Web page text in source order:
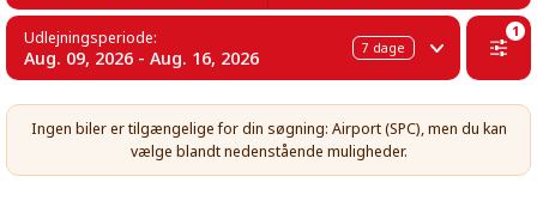
Udlejningsperiode:
Aug. 09, 2026 - Aug. 16, 2026 7 dage
1
Ingen biler er tilgængelige for din søgning: Airport (SPC), men du kan
vælge blandt nedenstående muligheder.